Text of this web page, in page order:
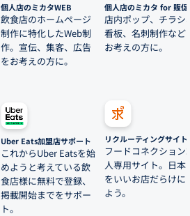
個人店のミカタWEB
飲食店のホームページ
制作に特化したWeb制
作。宣伝、集客、広告
をお考えの方に。
Uber Eats加盟店サポート
これからUber Eatsを始
めようと考えている飲
食店様に無料で登録、
掲載開始までをサポー
ト。
個人店のミカタ for 販促
店内ポップ、チラシ
看板、名刺制作など
お考えの方に。
リクルーティングサイト
フードコネクション
人専用サイト。日本
をいいお店だらけに
よう。